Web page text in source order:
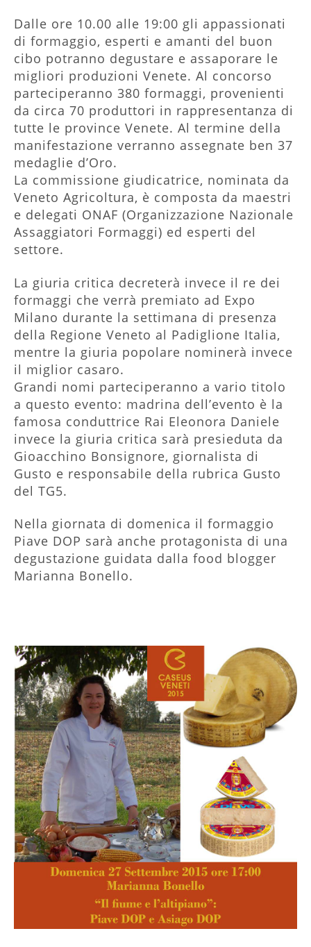
Dalle ore 10.00 alle 19:00 gli appassionati
di formaggio, esperti e amanti del buon
cibo potranno degustare e assaporare le
migliori produzioni Venete. Al concorso
parteciperanno 380 formaggi, provenienti
da circa 70 produttori in rappresentanza di
tutte le province Venete. Al termine della
manifestazione verranno assegnate ben 37
medaglie d’Oro.
La commissione giudicatrice, nominata da
Veneto Agricoltura, è composta da maestri
e delegati ONAF (Organizzazione Nazionale
Assaggiatori Formaggi) ed esperti del
settore.
La giuria critica decreterà invece il re dei
formaggi che verrà premiato ad Expo
Milano durante la settimana di presenza
della Regione Veneto al Padiglione Italia,
mentre la giuria popolare nominerà invece
il miglior casaro.
Grandi nomi parteciperanno a vario titolo
a questo evento: madrina dell’evento è la
famosa conduttrice Rai Eleonora Daniele
invece la giuria critica sarà presieduta da
Gioacchino Bonsignore, giornalista di
Gusto e responsabile della rubrica Gusto
del TG5.
Nella giornata di domenica il formaggio
Piave DOP sarà anche protagonista di una
degustazione guidata dalla food blogger
Marianna Bonello.